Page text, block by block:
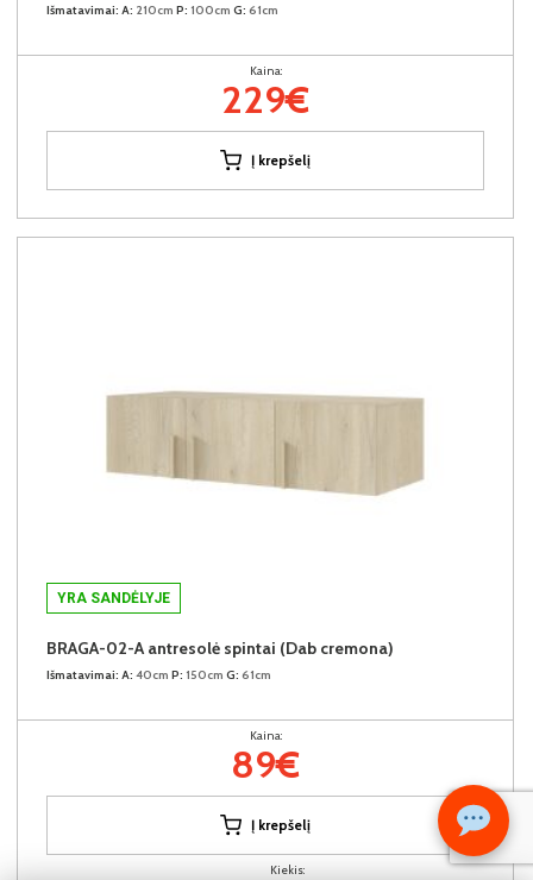
Kiekis:
Išmatavimai: A: 210cm P: 100cm G: 61cm
Kaina:
229€
Į krepšelį
YRA SANDĖLYJE
BRAGA-02-A antresolė spintai (Dab cremona)
Išmatavimai: A: 40cm P: 150cm G: 61cm
Kaina:
89€
Į krepšelį